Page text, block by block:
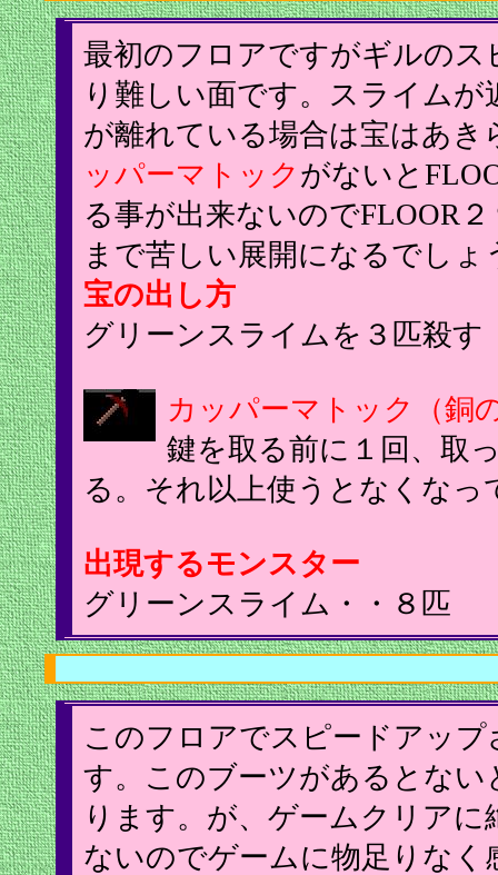
最初のフロアですがギルの
り難しい面です。スライム
が離れている場合は宝はあ
ッパーマトック がないと
る事が出来ないのでFLOOR
まで苦しい展開になるでし
宝の出し方
グリーンスライムを３匹殺す
カッパーマトック（銅
鍵を取る前に１回、取
る。それ以上使うとなくなっ
出現するモンスター
グリーンスライム・・８匹
このフロアでスピードアップ
す。このブーツがあるとな
ります。が、ゲームクリア
ないのでゲームに物足りな